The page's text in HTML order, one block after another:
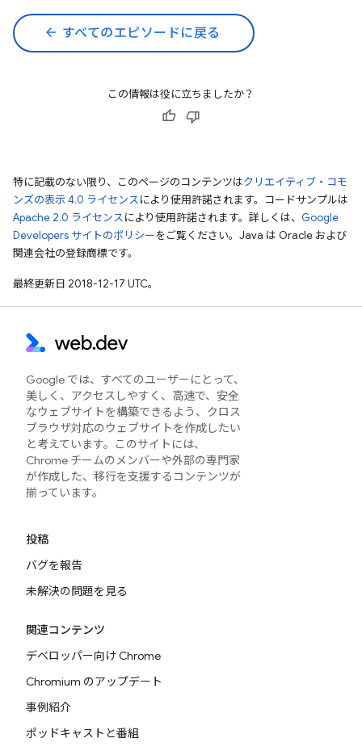
arrow_back すべてのエピソードに戻る
この情報は役に立ちましたか？
特に記載のない限り、このページのコンテンツはクリエイティブ・コモ
ンズの表示 4.0 ライセンスにより使用許諾されます。コードサンプルは
Apache 2.0 ライセンスにより使用許諾されます。詳しくは、 Google
Developers サイトのポリシーをご覧ください。Java は Oracle および
関連会社の登録商標です。
最終更新日 2018-12-17 UTC。
Google では、すべてのユーザーにとって、
美しく、アクセスしやすく、高速で、安全
なウェブサイトを構築できるよう、クロス
ブラウザ対応のウェブサイトを作成したい
と考えています。このサイトには、
Chrome チームのメンバーや外部の専門家
が作成した、移行を支援するコンテンツが
揃っています。
投稿
バグを報告
未解決の問題を見る
関連コンテンツ
デベロッパー向け Chrome
Chromium のアップデート
事例紹介
ポッドキャストと番組